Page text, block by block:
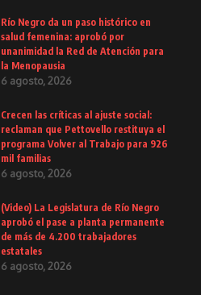
Río Negro da un paso histórico en
salud femenina: aprobó por
unanimidad la Red de Atención para
la Menopausia
6 agosto, 2026
Crecen las críticas al ajuste social:
reclaman que Pettovello restituya el
programa Volver al Trabajo para 926
mil familias
6 agosto, 2026
(Video) La Legislatura de Río Negro
aprobó el pase a planta permanente
de más de 4.200 trabajadores
estatales
6 agosto, 2026